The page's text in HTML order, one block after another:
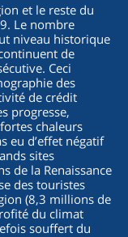
et le reste du
Le nombre
niveau historique
de
Ceci
des
de crédit
progresse,
chaleurs
eu d’effet négatif
sites
de la Renaissance
des touristes
(8,3 millions de
du climat
souffert du